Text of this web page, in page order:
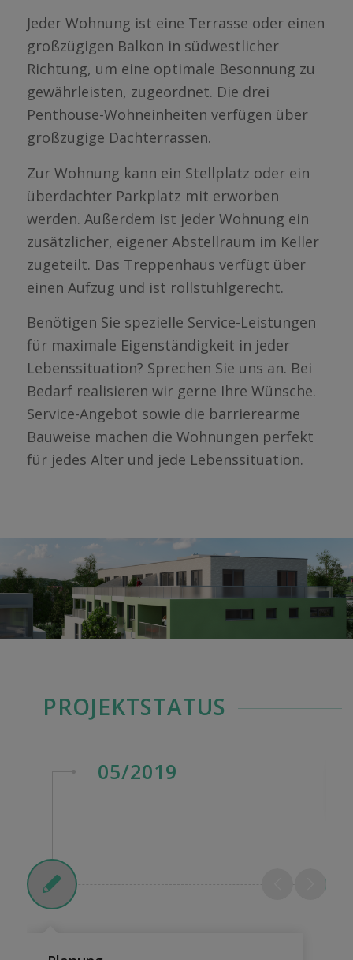
Jeder Wohnung ist eine Terrasse oder einen
großzügigen Balkon in südwestlicher
Richtung, um eine optimale Besonnung zu
gewährleisten, zugeordnet. Die drei
Penthouse-Wohneinheiten verfügen über
großzügige Dachterrassen.
Zur Wohnung kann ein Stellplatz oder ein
überdachter Parkplatz mit erworben
werden. Außerdem ist jeder Wohnung ein
zusätzlicher, eigener Abstellraum im Keller
zugeteilt. Das Treppenhaus verfügt über
einen Aufzug und ist rollstuhlgerecht.
Benötigen Sie spezielle Service-Leistungen
für maximale Eigenständigkeit in jeder
Lebenssituation? Sprechen Sie uns an. Bei
Bedarf realisieren wir gerne Ihre Wünsche.
Service-Angebot sowie die barrierearme
Bauweise machen die Wohnungen perfekt
für jedes Alter und jede Lebenssituation.
PROJEKTSTATUS
05/2019